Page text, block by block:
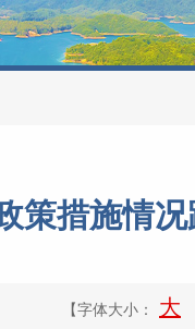
策措施情
【字体大小： 大